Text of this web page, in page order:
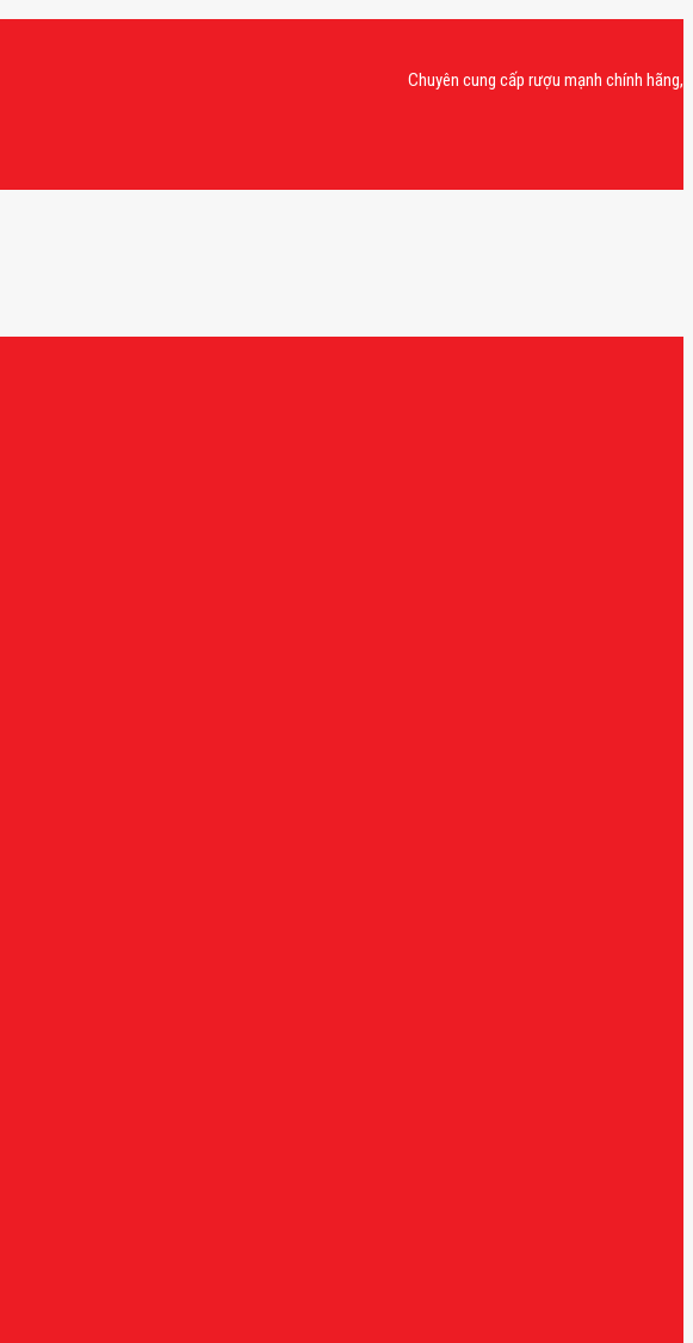
Chuyên cung cấp rượu mạnh chính hãng, rượu